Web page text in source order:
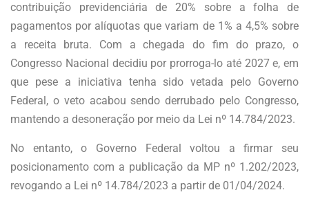
contribuição previdenciária de 20% sobre a folha de
pagamentos por alíquotas que variam de 1% a 4,5% sobre
a receita bruta. Com a chegada do fim do prazo, o
Congresso Nacional decidiu por prorroga-lo até 2027 e, em
que pese a iniciativa tenha sido vetada pelo Governo
Federal, o veto acabou sendo derrubado pelo Congresso,
mantendo a desoneração por meio da Lei nº 14.784/2023.
No entanto, o Governo Federal voltou a firmar seu
posicionamento com a publicação da MP nº 1.202/2023,
revogando a Lei nº 14.784/2023 a partir de 01/04/2024.